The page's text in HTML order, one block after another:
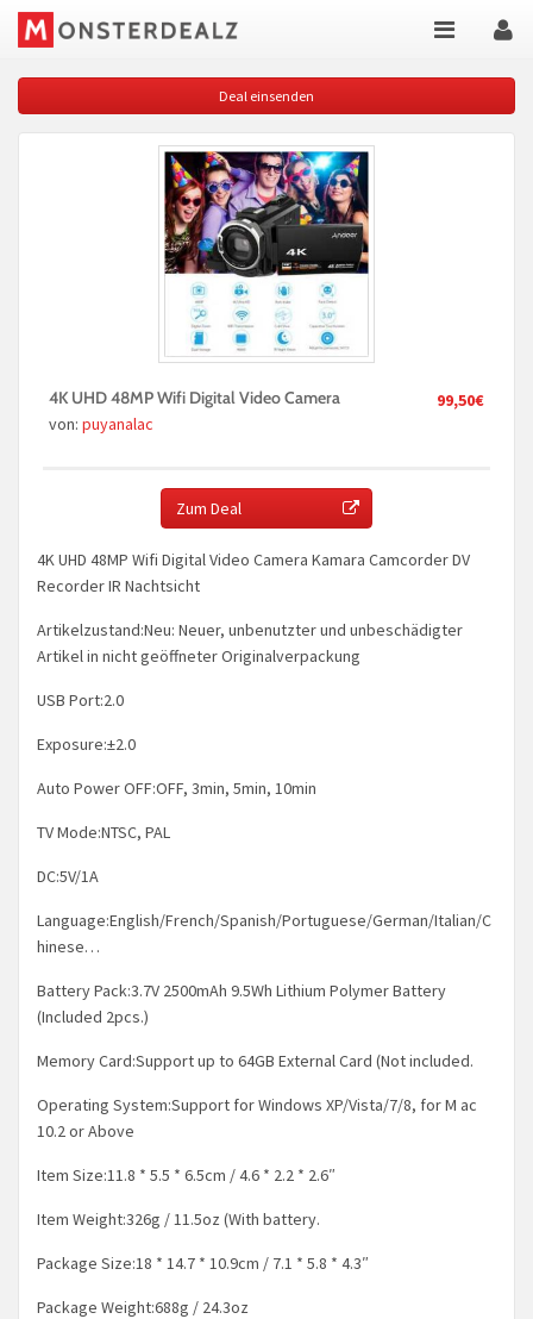
Deal einsenden
99,50€
4K UHD 48MP Wifi Digital Video Camera
von: puyanalac
Zum Deal
4K UHD 48MP Wifi Digital Video Camera Kamara Camcorder DV
Recorder IR Nachtsicht
Artikelzustand:Neu: Neuer, unbenutzter und unbeschädigter
Artikel in nicht geöffneter Originalverpackung
USB Port:2.0
Exposure:±2.0
Auto Power OFF:OFF, 3min, 5min, 10min
TV Mode:NTSC, PAL
DC:5V/1A
Language:English/French/Spanish/Portuguese/German/Italian/C
hinese…
Battery Pack:3.7V 2500mAh 9.5Wh Lithium Polymer Battery
(Included 2pcs.)
Memory Card:Support up to 64GB External Card (Not included.
Operating System:Support for Windows XP/Vista/7/8, for M ac
10.2 or Above
Item Size:11.8 * 5.5 * 6.5cm / 4.6 * 2.2 * 2.6″
Item Weight:326g / 11.5oz (With battery.
Package Size:18 * 14.7 * 10.9cm / 7.1 * 5.8 * 4.3″
Package Weight:688g / 24.3oz